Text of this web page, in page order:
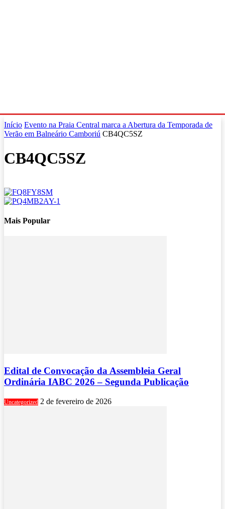
Início Evento na Praia Central marca a Abertura da Temporada de
Verão em Balneário Camboriú CB4QC5SZ
CB4QC5SZ
Mais Popular
Edital de Convocação da Assembleia Geral
Ordinária IABC 2026 – Segunda Publicação
Uncategorized 2 de fevereiro de 2026